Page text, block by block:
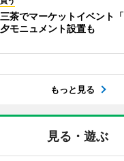
三茶でマーケットイベント
夕モニュメント設置も
もっと見る
見る・遊ぶ